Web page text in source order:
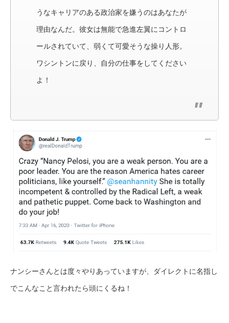
うなキャリアのある政治家を嫌うのはあなたが
理由なんだ。彼女は無能で急進左翼にコントロ
ールされていて、弱くて可愛そうな操り人形。
ワシントンに戻り、自分の仕事をしてください
よ！
ナンシーさんとは度々やりあっていますが、ダイレクトに名指し
でこんなこと言われたら頭にくるね！